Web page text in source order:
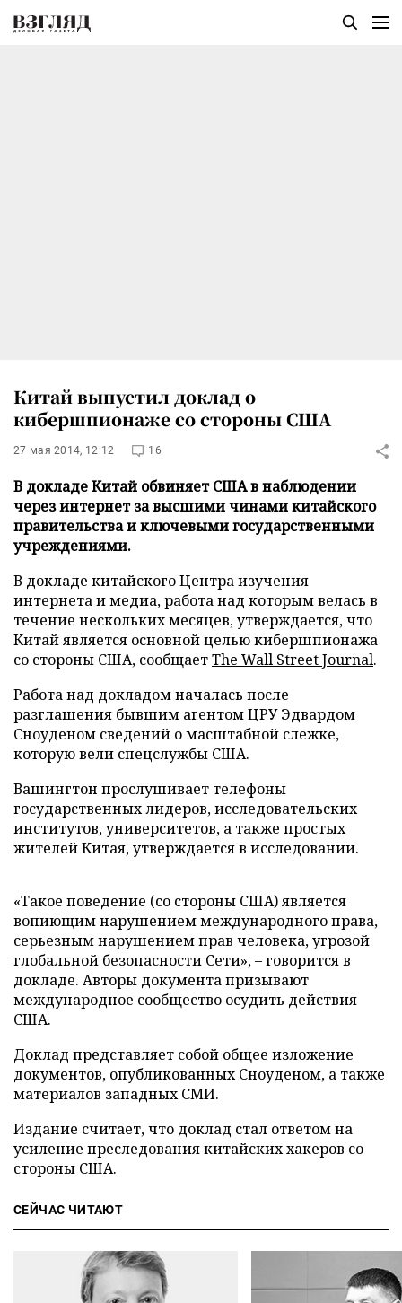
Китай выпустил доклад о
кибершпионаже со стороны США
27 мая 2014, 12:12 16
В докладе Китай обвиняет США в наблюдении
через интернет за высшими чинами китайского
правительства и ключевыми государственными
учреждениями.
В докладе китайского Центра изучения
интернета и медиа, работа над которым велась в
течение нескольких месяцев, утверждается, что
Китай является основной целью кибершпионажа
со стороны США, сообщаетThe Wall Street Journal.
Работа над докладом началась после
разглашения бывшим агентом ЦРУ Эдвардом
Сноуденом сведений о масштабной слежке,
которую вели спецслужбы США.
Вашингтон прослушивает телефоны
государственных лидеров, исследовательских
институтов, университетов, а также простых
жителей Китая, утверждается в исследовании.
«Такое поведение (со стороны США) является
вопиющим нарушением международного права,
серьезным нарушением прав человека, угрозой
глобальной безопасности Сети»,–говорится в
докладе. Авторы документа призывают
международное сообщество осудить действия
США.
Доклад представляет собой общее изложение
документов, опубликованных Сноуденом, а также
материалов западных СМИ.
Издание считает, что доклад стал ответом на
усиление преследования китайских хакеров со
стороны США.
СЕЙЧАС ЧИТАЮТ